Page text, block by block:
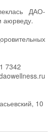
ДАО-
аюрведу.
7342
10